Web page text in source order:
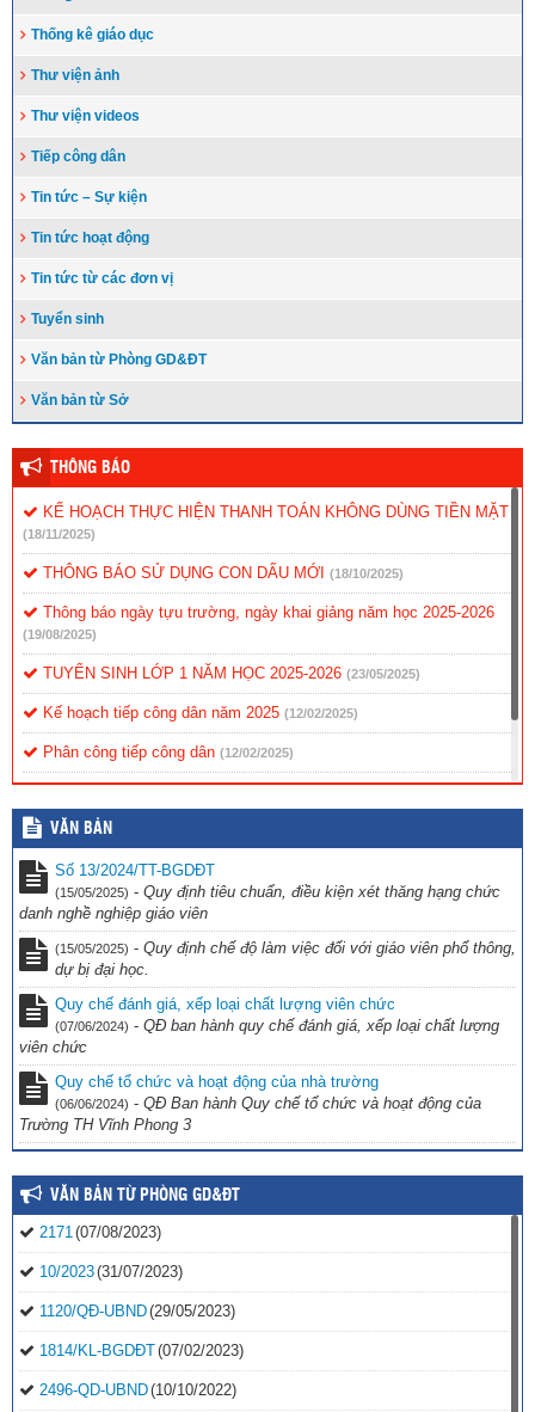
Thống kê giáo dục
Thư viện ảnh
Thư viện videos
Tiếp công dân
Tin tức – Sự kiện
Tin tức hoạt động
Tin tức từ các đơn vị
Tuyển sinh
Văn bản từ Phòng GD&ĐT
Văn bản từ Sở
THÔNG BÁO
KẾ HOẠCH THỰC HIỆN THANH TOÁN KHÔNG DÙNG TIỀN MẶT
(18/11/2025)
THÔNG BÁO SỬ DỤNG CON DẤU MỚI (18/10/2025)
Thông báo ngày tựu trường, ngày khai giảng năm học 2025-2026
(19/08/2025)
TUYỂN SINH LỚP 1 NĂM HỌC 2025-2026 (23/05/2025)
Kế hoạch tiếp công dân năm 2025 (12/02/2025)
Phân công tiếp công dân (12/02/2025)
Quy chế tiếp công dân
VĂN BẢN
Số 13/2024/TT-BGDĐT
(15/05/2025) - Quy định tiêu chuẩn, điều kiện xét thăng hạng chức
danh nghề nghiệp giáo viên
(15/05/2025) - Quy định chế độ làm việc đối với giáo viên phổ thông,
dự bị đại học.
Quy chế đánh giá, xếp loại chất lượng viên chức
(07/06/2024) - QĐ ban hành quy chế đánh giá, xếp loại chất lượng
viên chức
Quy chế tổ chức và hoạt động của nhà trường
(06/06/2024) - QĐ Ban hành Quy chế tổ chức và hoạt động của
Trường TH Vĩnh Phong 3
VĂN BẢN TỪ PHÒNG GD&ĐT
2171(07/08/2023)
10/2023(31/07/2023)
1120/QĐ-UBND(29/05/2023)
1814/KL-BGDĐT(07/02/2023)
2496-QD-UBND(10/10/2022)